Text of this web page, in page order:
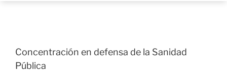
Concentración en defensa de la Sanidad
Pública